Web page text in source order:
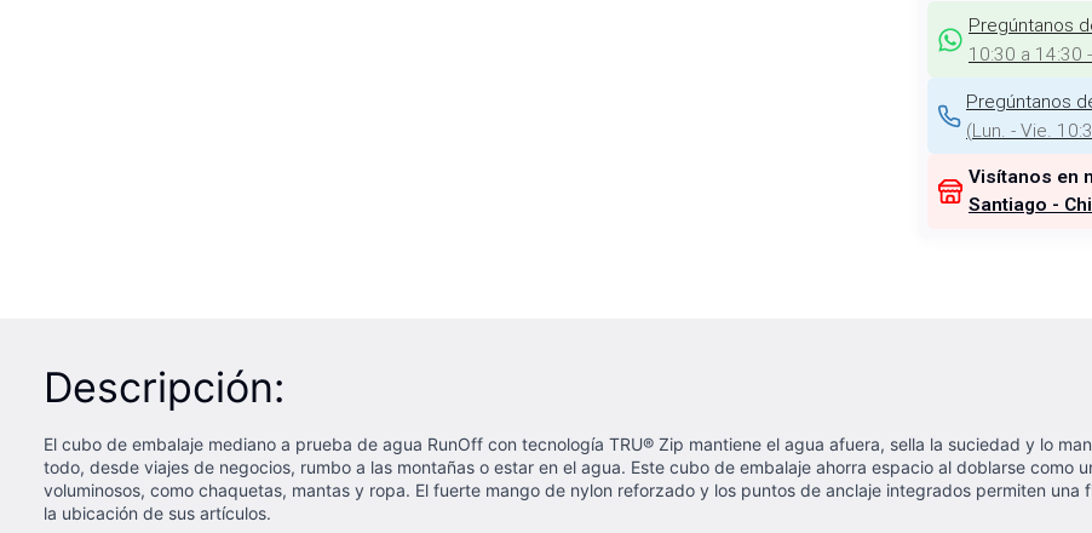
Pregúntanos
10:30 a 14:30
Pregúntanos
(Lun. - Vie.
Visítanos en
Santiago -
Descripción:
El cubo de embalaje mediano a prueba de agua RunOff con tecnología TRU® Zip mantiene el agua afuera, sella la suciedad y lo
todo, desde viajes de negocios, rumbo a las montañas o estar en el agua. Este cubo de embalaje ahorra espacio al doblarse como
voluminosos, como chaquetas, mantas y ropa. El fuerte mango de nylon reforzado y los puntos de anclaje integrados permiten
la ubicación de sus artículos.